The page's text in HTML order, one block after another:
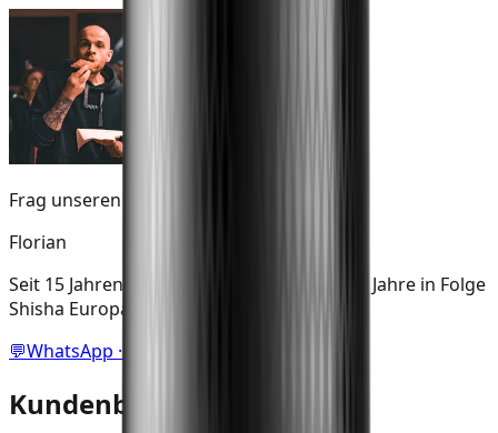
Frag unseren Shisha Experten
Florian
Seit 15 Jahren in der Shisha Szene aktiv & 5 Jahre in Folge
Shisha Europameister.
💬WhatsApp · 0170 3250234
Kundenbewertungen